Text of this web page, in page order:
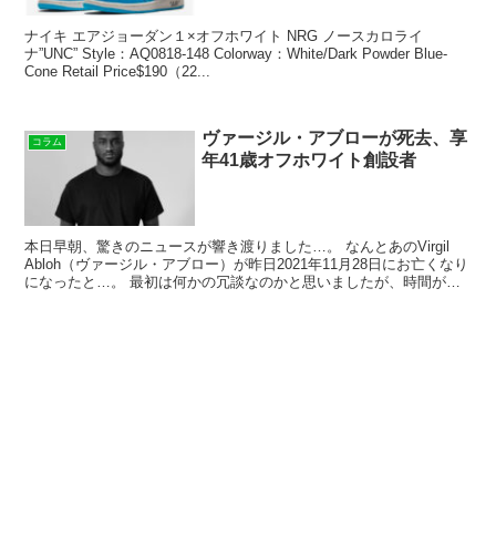
ナイキ エアジョーダン１×オフホワイト NRG ノースカロライ
ナ”UNC” Style：AQ0818-148 Colorway：White/Dark Powder Blue-
Cone Retail Price$190（22...
コラム
ヴァージル・アブローが死去、享
年41歳オフホワイト創設者
本日早朝、驚きのニュースが響き渡りました…。 なんとあのVirgil
Abloh（ヴァージル・アブロー）が昨日2021年11月28日にお亡くなり
になったと…。 最初は何かの冗談なのかと思いましたが、時間が経